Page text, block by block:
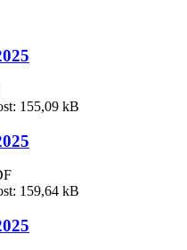
155,09 kB
159,64 kB